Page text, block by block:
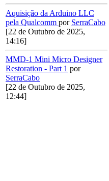
Aquisição da Arduino LLC
pela Qualcomm por SerraCabo
[22 de Outubro de 2025,
14:16]
MMD-1 Mini Micro Designer
Restoration - Part 1 por
SerraCabo
[22 de Outubro de 2025,
12:44]